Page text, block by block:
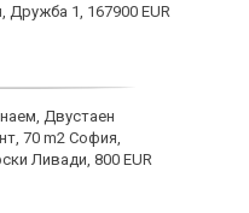
Дружба 1, 167900 EUR
Двустаен
70 m2 София,
Ливади, 800 EUR